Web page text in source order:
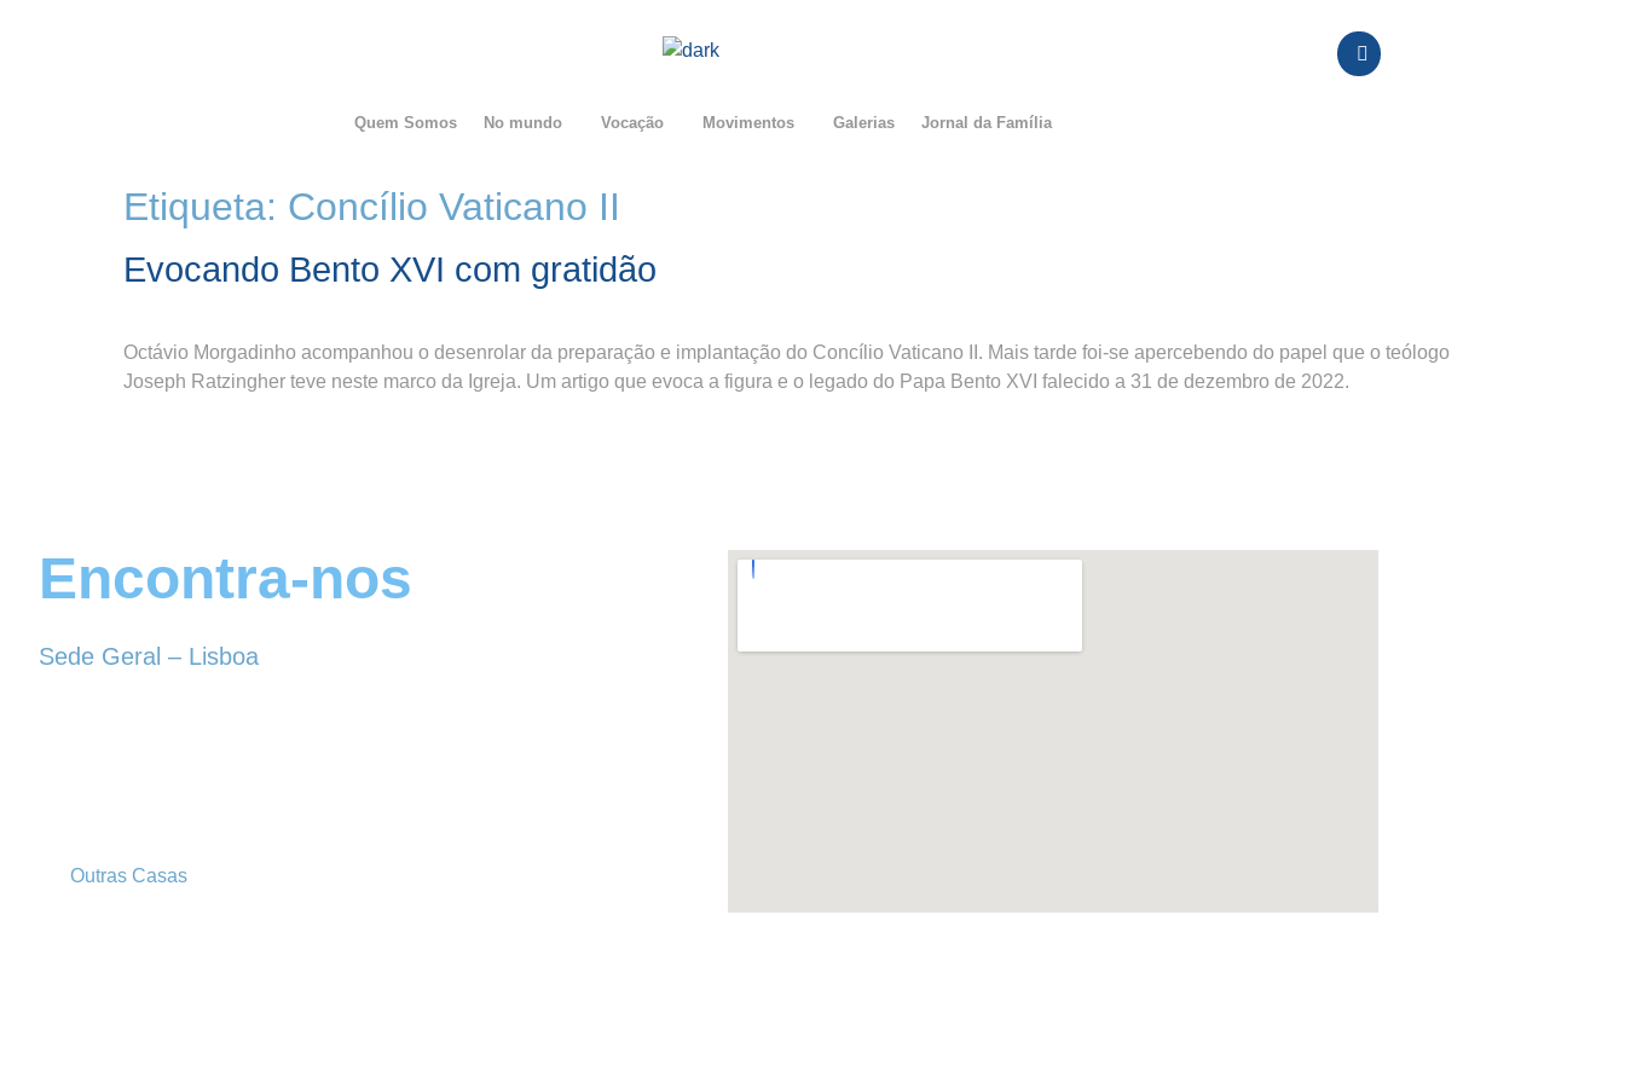
Quem Somos No mundo Vocação Movimentos Galerias Jornal da Família
Etiqueta: Concílio Vaticano II
Evocando Bento XVI com gratidão
Octávio Morgadinho acompanhou o desenrolar da preparação e implantação do Concílio Vaticano II. Mais tarde foi-se apercebendo do papel que o teólogo
Joseph Ratzingher teve neste marco da Igreja. Um artigo que evoca a figura e o legado do Papa Bento XVI falecido a 31 de dezembro de 2022.
Encontra-nos
Sede Geral – Lisboa
Outras Casas